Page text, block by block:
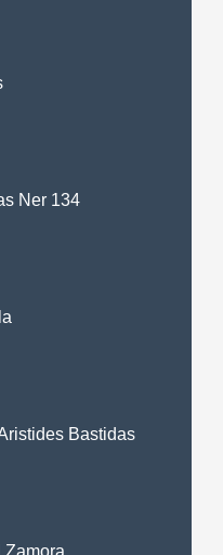
Ner 134
Bastidas
Zamora